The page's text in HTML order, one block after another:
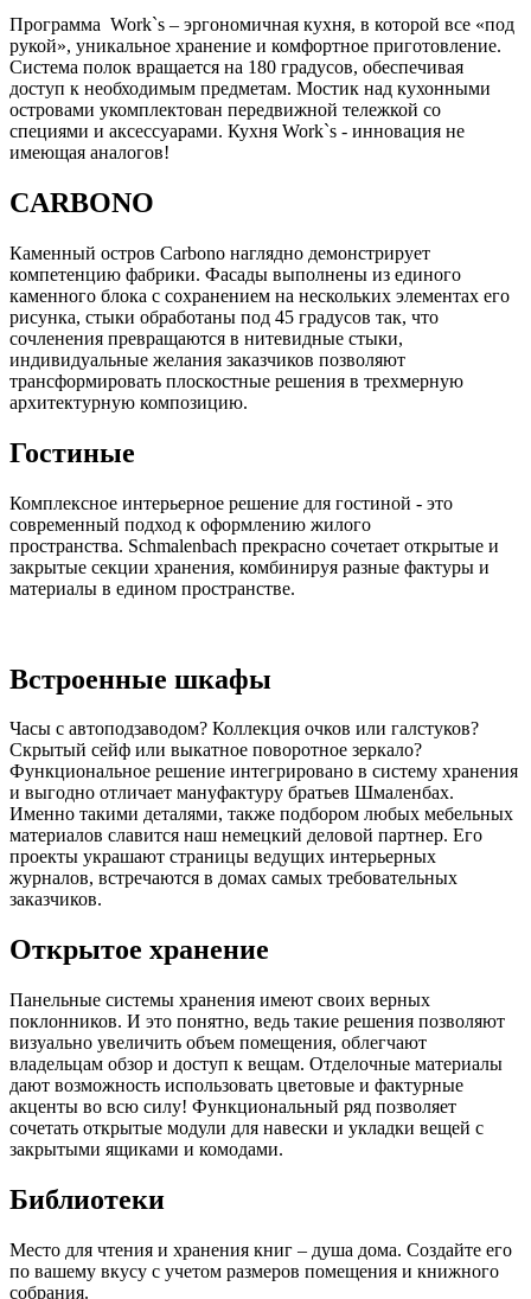
Программа Work`s – эргономичная кухня, в которой все «под
рукой», уникальное хранение и комфортное приготовление.
Система полок вращается на 180 градусов, обеспечивая
доступ к необходимым предметам. Мостик над кухонными
островами укомплектован передвижной тележкой со
специями и аксессуарами. Кухня Work`s - инновация не
имеющая аналогов!
CARBONO
Каменный остров Carbono наглядно демонстрирует
компетенцию фабрики. Фасады выполнены из единого
каменного блока с сохранением на нескольких элементах его
рисунка, стыки обработаны под 45 градусов так, что
сочленения превращаются в нитевидные стыки,
индивидуальные желания заказчиков позволяют
трансформировать плоскостные решения в трехмерную
архитектурную композицию.
Гостиные
Комплексное интерьерное решение для гостиной - это
современный подход к оформлению жилого
пространства. Schmalenbach прекрасно сочетает открытые и
закрытые секции хранения, комбинируя разные фактуры и
материалы в едином пространстве.
Встроенные шкафы
Часы с автоподзаводом? Коллекция очков или галстуков?
Скрытый сейф или выкатное поворотное зеркало?
Функциональное решение интегрировано в систему хранения
и выгодно отличает мануфактуру братьев Шмаленбах.
Именно такими деталями, также подбором любых мебельных
материалов славится наш немецкий деловой партнер. Его
проекты украшают страницы ведущих интерьерных
журналов, встречаются в домах самых требовательных
заказчиков.
Открытое хранение
Панельные системы хранения имеют своих верных
поклонников. И это понятно, ведь такие решения позволяют
визуально увеличить объем помещения, облегчают
владельцам обзор и доступ к вещам. Отделочные материалы
дают возможность использовать цветовые и фактурные
акценты во всю силу! Функциональный ряд позволяет
сочетать открытые модули для навески и укладки вещей с
закрытыми ящиками и комодами.
Библиотеки
Место для чтения и хранения книг – душа дома. Создайте его
по вашему вкусу с учетом размеров помещения и книжного
собрания.